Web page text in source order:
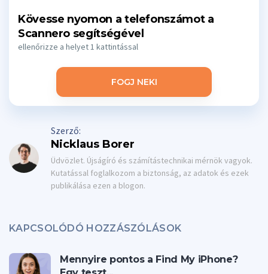
Kövesse nyomon a telefonszámot a
Scannero segítségével
ellenőrizze a helyet 1 kattintással
FOGJ NEKI
Szerző:
Nicklaus Borer
Üdvözlet. Újságíró és számítástechnikai mérnök vagyok.
Kutatással foglalkozom a biztonság, az adatok és ezek
publikálása ezen a blogon.
KAPCSOLÓDÓ HOZZÁSZÓLÁSOK
Mennyire pontos a Find My iPhone?